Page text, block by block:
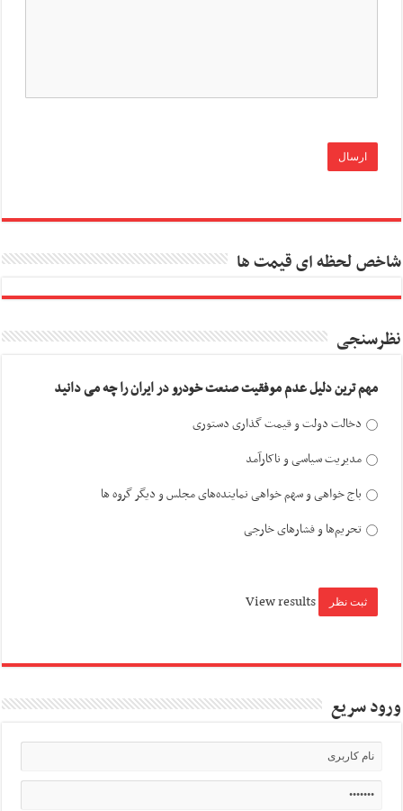
شاخص لحظه ای قیمت ها
نظرسنجی
مهم ترین دلیل عدم موفقیت صنعت خودرو در ایران را چه می دانید
دخالت دولت و قیمت گذاری دستوری
مدیریت سیاسی و ناکارآمد
باج خواهی و سهم خواهی نماینده‌های مجلس و دیگر گروه ها
تحریم‌ها و فشارهای خارجی
View results
ورود سریع